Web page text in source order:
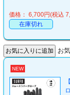
価格： 6,700円(税込
在庫切れ
お
NEW